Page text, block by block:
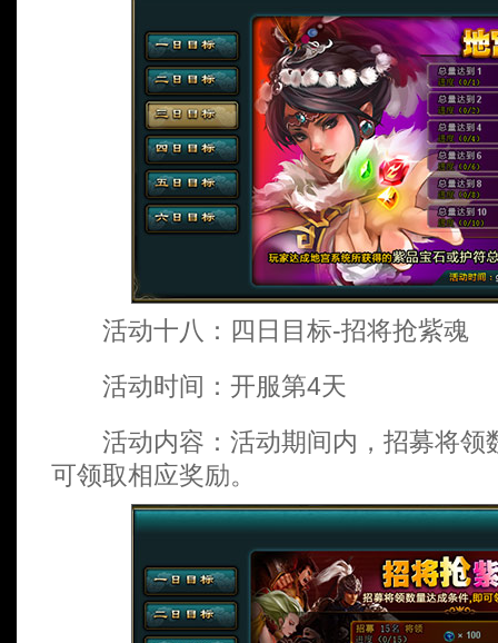
活动十八：四日目标-招将抢紫魂
活动时间：开服第4天
活动内容：活动期间内，招募将领
可领取相应奖励。